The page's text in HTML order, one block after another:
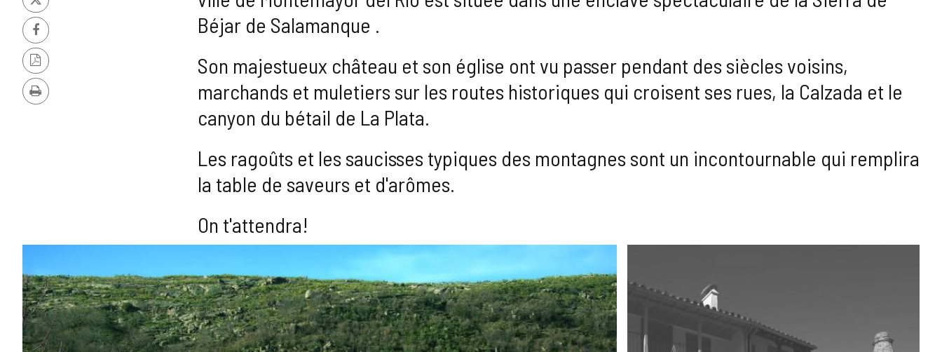
contenu
de
cahiers
X
Facebook
Version
PDF
Imprimer
Béjar de Salamanque .
Son majestueux château et son église ont vu passer pendant des siècles voisins,
marchands et muletiers sur les routes historiques qui croisent ses rues, la Calzada et le
canyon du bétail de La Plata.
Les ragoûts et les saucisses typiques des montagnes sont un incontournable qui remplira
la table de saveurs et d'arômes.
On t'attendra!
GALERIE
DES
IMAGES